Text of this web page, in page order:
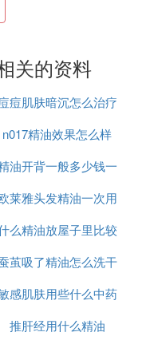
油，如果想接触皮
肤品，每日使用的
的滴数可参照上面
精油的功效。
滴入热水中，然后
油快速挥发，然后
两侧，防止蒸汽扩
不要被蒸汽烫伤。
常见使用方法，将
做爽肤水使用，但
关的资料
痘肌肤暗沉怎么治疗
n017精油效果怎么样
油开背一般多少钱一
次
莱雅头发精油一次用
多少
么精油放屋子里比较
好
茧吸了精油怎么洗干
净
感肌肤用些什么中药
口服
推肝经用什么精油